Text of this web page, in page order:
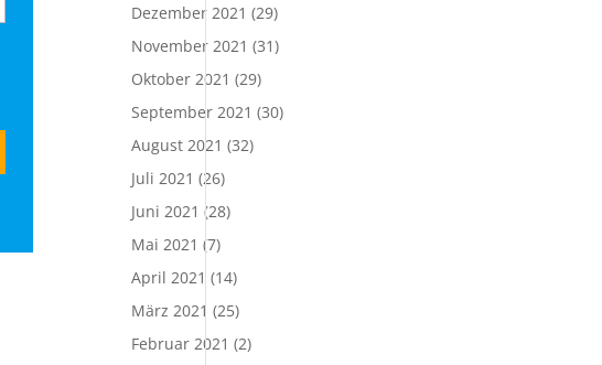
Dezember 2021 (29)
November 2021 (31)
Oktober 2021 (29)
September 2021 (30)
August 2021 (32)
Juli 2021 (26)
Juni 2021 (28)
Mai 2021 (7)
April 2021 (14)
März 2021 (25)
Februar 2021 (2)